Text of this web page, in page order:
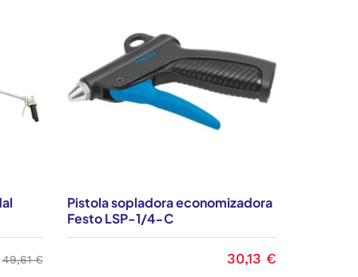
Precio base
49,61 €
Pistola sopladora economizadora
Festo LSP-1/4-C
Precio
30,13 €